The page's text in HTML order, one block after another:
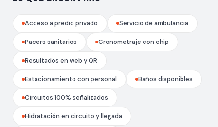
Acceso a predio privado Servicio de ambulancia
Pacers sanitarios Cronometraje con chip
Resultados en web y QR
Estacionamiento con personal Baños disponibles
Circuitos 100% señalizados
Hidratación en circuito y llegada